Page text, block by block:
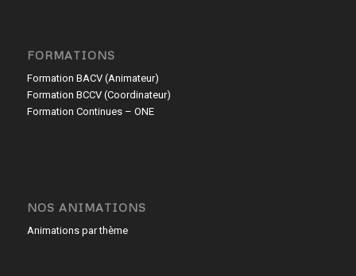
FORMATIONS
Formation BACV (Animateur)
Formation BCCV (Coordinateur)
Formation Continues – ONE
NOS ANIMATIONS
Animations par thème